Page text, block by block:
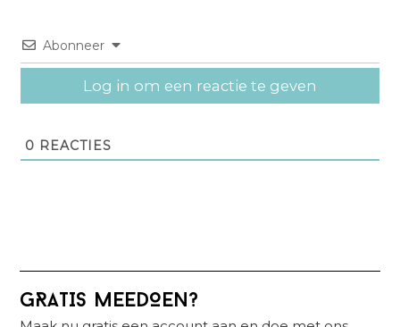
Abonneer
Log in om een reactie te geven
0 REACTIES
Primaire
Sidebar
GRATIS MEEDOEN?